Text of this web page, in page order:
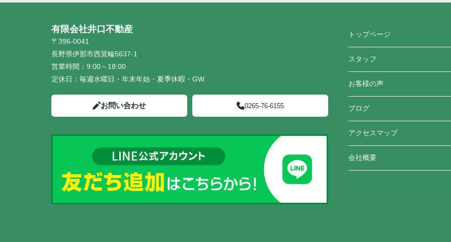
有限会社井口不動産
〒396-0041
長野県伊那市西箕輪5637-1
営業時間： 9:00～18:00
定休日： 毎週水曜日・年末年始・夏季休暇・GW
お問い合わせ 0265-76-6155
トップページ
スタッフ
お客様の声
ブログ
アクセスマップ
会社概要